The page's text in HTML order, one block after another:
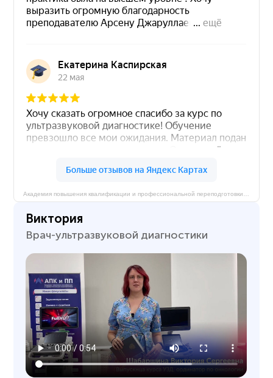
Виктория
Врач-ультразвуковой диагностики